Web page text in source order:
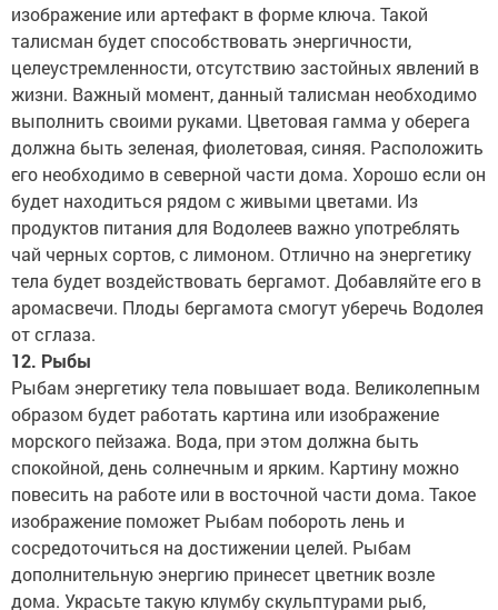
изображение или артефакт в форме ключа. Такой
талисман будет способствовать энергичности,
целеустремленности, отсутствию застойных явлений в
жизни. Важный момент, данный талисман необходимо
выполнить своими руками. Цветовая гамма у оберега
должна быть зеленая, фиолетовая, синяя. Расположить
его необходимо в северной части дома. Хорошо если он
будет находиться рядом с живыми цветами. Из
продуктов питания для Водолеев важно употреблять
чай черных сортов, с лимоном. Отлично на энергетику
тела будет воздействовать бергамот. Добавляйте его в
аромасвечи. Плоды бергамота смогут уберечь Водолея
от сглаза.
12. Рыбы
Рыбам энергетику тела повышает вода. Великолепным
образом будет работать картина или изображение
морского пейзажа. Вода, при этом должна быть
спокойной, день солнечным и ярким. Картину можно
повесить на работе или в восточной части дома. Такое
изображение поможет Рыбам побороть лень и
сосредоточиться на достижении целей. Рыбам
дополнительную энергию принесет цветник возле
дома. Украсьте такую клумбу скульптурами рыб,